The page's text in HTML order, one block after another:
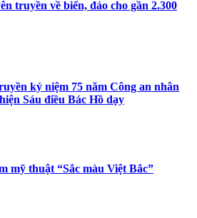
truyền về biển, đảo cho gần 2.300
kỷ niệm 75 năm Công an nhân
Sáu điều Bác Hồ dạy
mỹ thuật “Sắc màu Việt Bắc”